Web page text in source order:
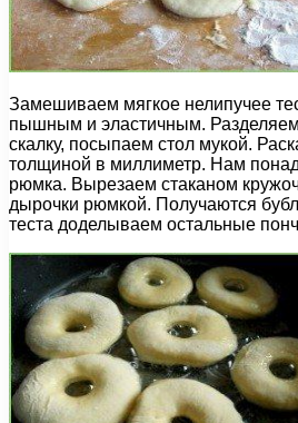
Замешиваем мягкое нелипучее
пышным и эластичным.
скалку, посыпаем стол мукой.
толщиной в миллиметр. Нам
рюмка. Вырезаем стаканом
дырочки рюмкой. Получаются
теста доделываем остальные